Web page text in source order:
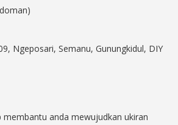
Ngeposari, Semanu, Gunungkidul, DIY